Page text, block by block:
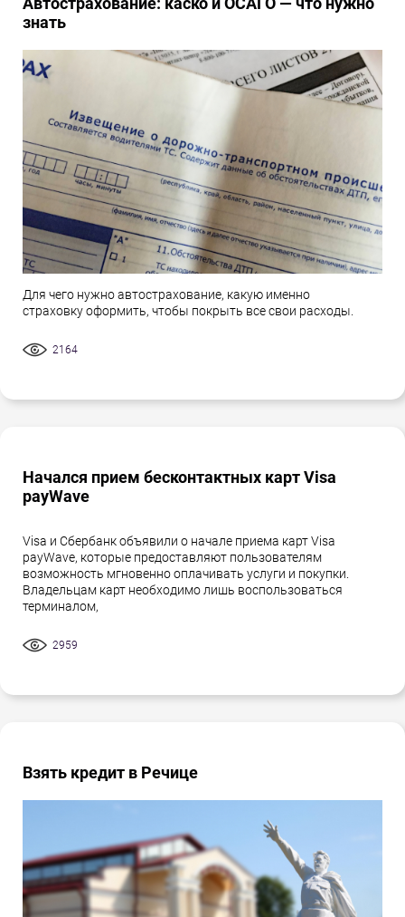
знать
Для чего нужно автострахование, какую именно
страховку оформить, чтобы покрыть все свои расходы.
2164
Начался прием бесконтактных карт Visa
payWave
Visa и Сбербанк объявили о начале приема карт Visa
payWave, которые предоставляют пользователям
возможность мгновенно оплачивать услуги и покупки.
Владельцам карт необходимо лишь воспользоваться
терминалом,
2959
Взять кредит в Речице